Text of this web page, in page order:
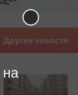
Другие новости